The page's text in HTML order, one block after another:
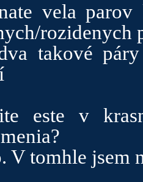
vela
rozidenych
takové
este v
V tomhle jsem